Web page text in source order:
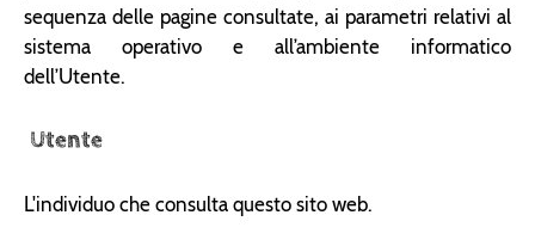
sequenza delle pagine consultate, ai parametri relativi al
sistema operativo e all’ambiente informatico
dell’Utente.
Utente
L'individuo che consulta questo sito web.